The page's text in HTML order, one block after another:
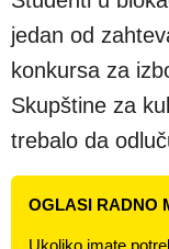
jedan od
konkursa za
Skupštine za
trebalo da
OGLASI RADNO